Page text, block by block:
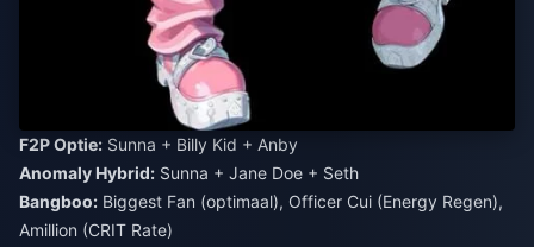
F2P Optie: Sunna + Billy Kid + Anby
Anomaly Hybrid: Sunna + Jane Doe + Seth
Bangboo: Biggest Fan (optimaal), Officer Cui (Energy Regen),
Amillion (CRIT Rate)